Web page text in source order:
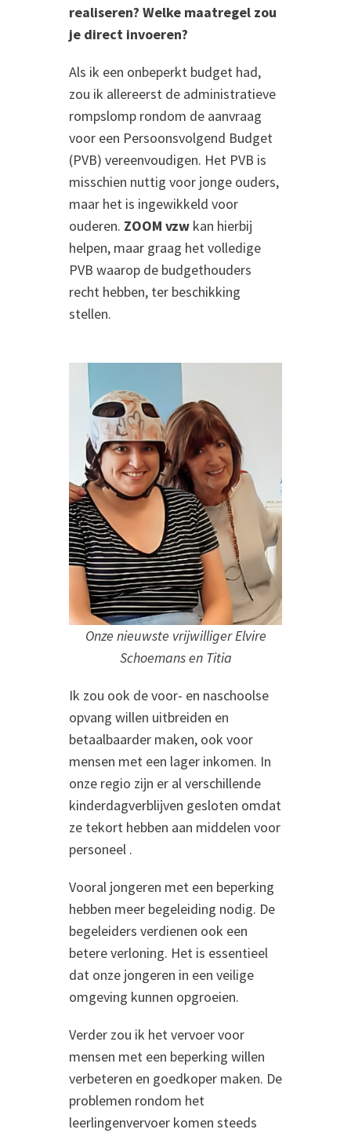
realiseren? Welke maatregel zou
je direct invoeren?
Als ik een onbeperkt budget had,
zou ik allereerst de administratieve
rompslomp rondom de aanvraag
voor een Persoonsvolgend Budget
(PVB) vereenvoudigen. Het PVB is
misschien nuttig voor jonge ouders,
maar het is ingewikkeld voor
ouderen. ZOOM vzw kan hierbij
helpen, maar graag het volledige
PVB waarop de budgethouders
recht hebben, ter beschikking
stellen.
Onze nieuwste vrijwilliger Elvire
Schoemans en Titia
Ik zou ook de voor- en naschoolse
opvang willen uitbreiden en
betaalbaarder maken, ook voor
mensen met een lager inkomen. In
onze regio zijn er al verschillende
kinderdagverblijven gesloten omdat
ze tekort hebben aan middelen voor
personeel .
Vooral jongeren met een beperking
hebben meer begeleiding nodig. De
begeleiders verdienen ook een
betere verloning. Het is essentieel
dat onze jongeren in een veilige
omgeving kunnen opgroeien.
Verder zou ik het vervoer voor
mensen met een beperking willen
verbeteren en goedkoper maken. De
problemen rondom het
leerlingenvervoer komen steeds